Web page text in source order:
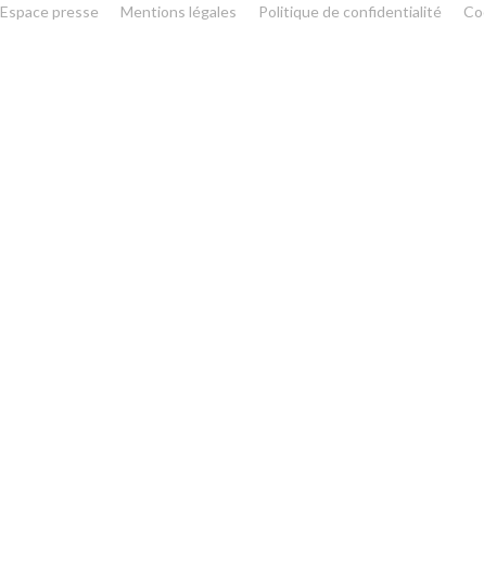
Espace presse Mentions légales Politique de confidentialité